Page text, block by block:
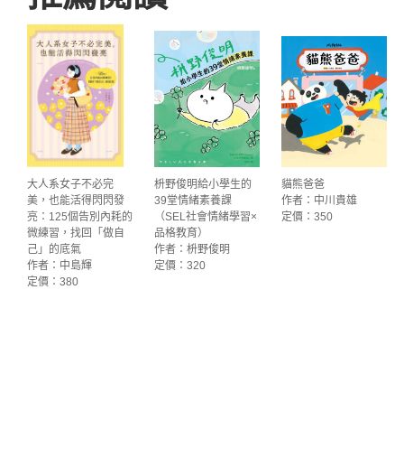
大人系女子不必完
美，也能活得閃閃發
亮：125個告別內耗的
微練習，找回「做自
己」的底氣
作者：中島輝
定價：380
枡野俊明給小學生的
39堂情緒素養課
（SEL社會情緒學習×
品格教育）
作者：枡野俊明
定價：320
貓熊爸爸
作者：中川貴雄
定價：350